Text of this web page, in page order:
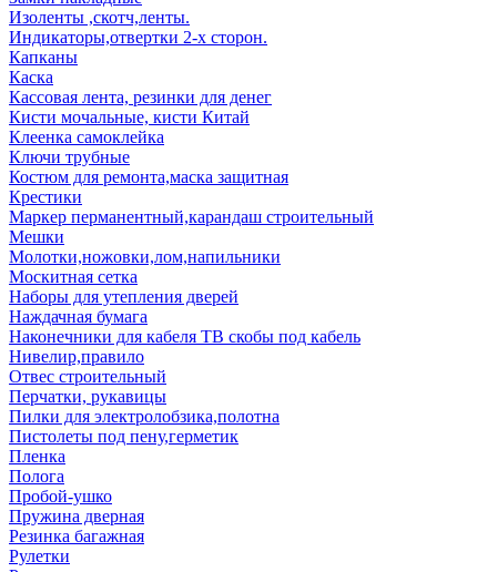
Изоленты ,скотч,ленты.
Индикаторы,отвертки 2-х сторон.
Капканы
Каска
Кассовая лента, резинки для денег
Кисти мочальные, кисти Китай
Клеенка самоклейка
Ключи трубные
Костюм для ремонта,маска защитная
Крестики
Маркер перманентный,карандаш строительный
Мешки
Молотки,ножовки,лом,напильники
Москитная сетка
Наборы для утепления дверей
Наждачная бумага
Наконечники для кабеля ТВ скобы под кабель
Нивелир,правило
Отвес строительный
Перчатки, рукавицы
Пилки для электролобзика,полотна
Пистолеты под пену,герметик
Пленка
Полога
Пробой-ушко
Пружина дверная
Резинка багажная
Рулетки